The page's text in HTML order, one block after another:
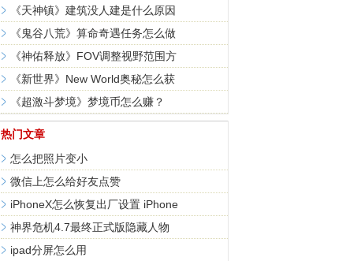
《天神镇》建筑没人建是什么原因
《鬼谷八荒》算命奇遇任务怎么做
《神佑释放》FOV调整视野范围方
《新世界》New World奥秘怎么获
《超激斗梦境》梦境币怎么赚？
热门文章
怎么把照片变小
微信上怎么给好友点赞
iPhoneX怎么恢复出厂设置 iPhone
神界危机4.7最终正式版隐藏人物
ipad分屏怎么用